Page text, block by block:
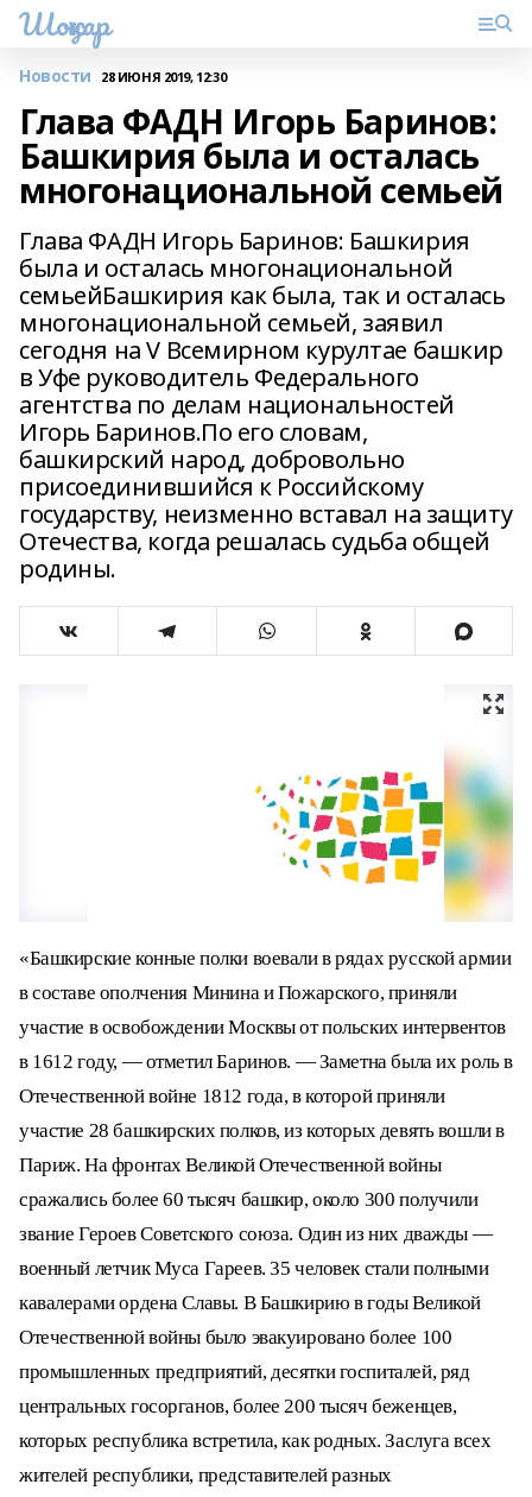
Шоңҡар
Новости 28 ИЮНЯ 2019, 12:30
Глава ФАДН Игорь Баринов:
Башкирия была и осталась
многонациональной семьей
Глава ФАДН Игорь Баринов: Башкирия
была и осталась многонациональной
семьейБашкирия как была, так и осталась
многонациональной семьей, заявил
сегодня на V Всемирном курултае башкир
в Уфе руководитель Федерального
агентства по делам национальностей
Игорь Баринов.По его словам,
башкирский народ, добровольно
присоединившийся к Российскому
государству, неизменно вставал на защиту
Отечества, когда решалась судьба общей
родины.
«Башкирские конные полки воевали в рядах русской армии
в составе ополчения Минина и Пожарского, приняли
участие в освобождении Москвы от польских интервентов
в 1612 году, — отметил Баринов. — Заметна была их роль в
Отечественной войне 1812 года, в которой приняли
участие 28 башкирских полков, из которых девять вошли в
Париж. На фронтах Великой Отечественной войны
сражались более 60 тысяч башкир, около 300 получили
звание Героев Советского союза. Один из них дважды —
военный летчик Муса Гареев. 35 человек стали полными
кавалерами ордена Славы. В Башкирию в годы Великой
Отечественной войны было эвакуировано более 100
промышленных предприятий, десятки госпиталей, ряд
центральных госорганов, более 200 тысяч беженцев,
которых республика встретила, как родных. Заслуга всех
жителей республики, представителей разных